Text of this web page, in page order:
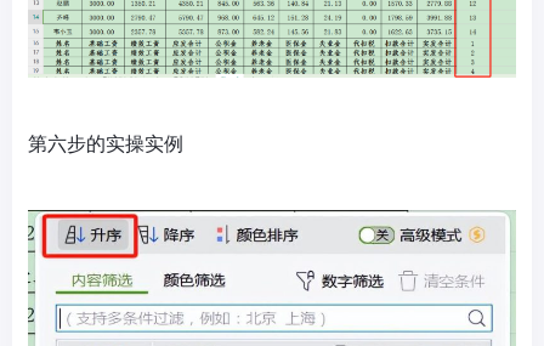
第六步的实操实例